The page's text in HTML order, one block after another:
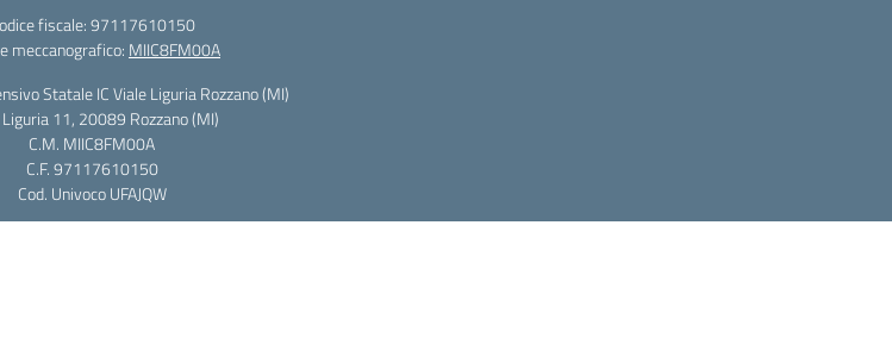
fiscale: 97117610150
meccanografico: MIIC8FM00A
Statale IC Viale Liguria Rozzano (MI)
11, 20089 Rozzano (MI)
C.M. MIIC8FM00A
C.F. 97117610150
Cod. Univoco UFAJQW